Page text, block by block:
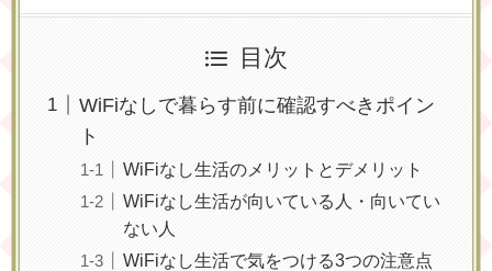
目次
WiFiなしで暮らす前に確認すべきポイン
ト
WiFiなし生活のメリットとデメリット
WiFiなし生活が向いている人・向いてい
ない人
WiFiなし生活で気をつける3つの注意点